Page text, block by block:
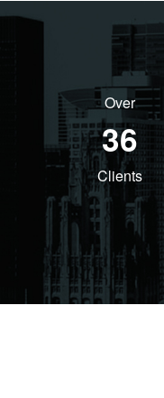
Over
45
Clients